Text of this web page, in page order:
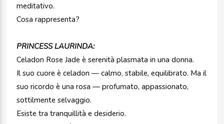
meditativo.
Cosa rappresenta?
PRINCESS LAURINDA:
Celadon Rose Jade è serenità plasmata in una donna.
Il suo cuore è celadon — calmo, stabile, equilibrato. Ma il
suo ricordo è una rosa — profumato, appassionato,
sottilmente selvaggio.
Esiste tra tranquillità e desiderio.